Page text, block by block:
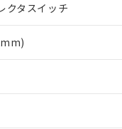
クタスイッチ